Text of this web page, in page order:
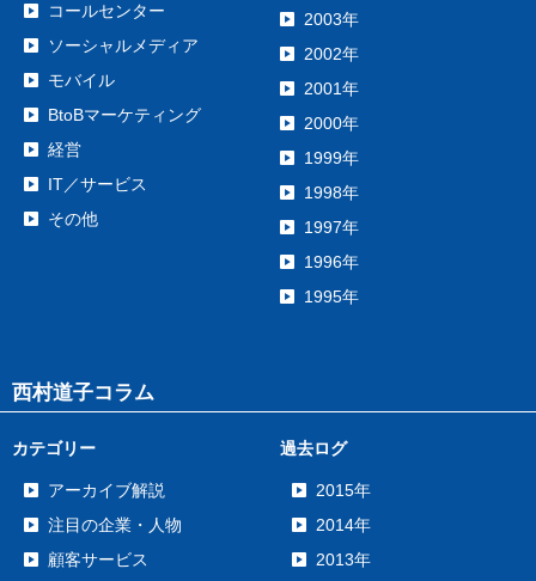
コールセンター
ソーシャルメディア
モバイル
BtoBマーケティング
経営
IT／サービス
その他
2003年
2002年
2001年
2000年
1999年
1998年
1997年
1996年
1995年
西村道子コラム
カテゴリー
アーカイブ解説
注目の企業・人物
顧客サービス
過去ログ
2015年
2014年
2013年